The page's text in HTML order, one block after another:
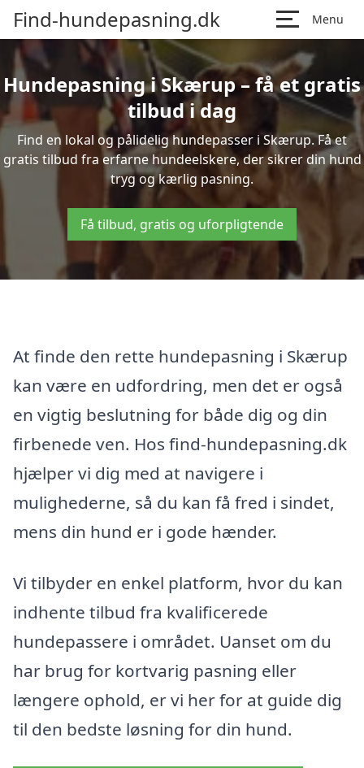
Find-hundepasning.dk Menu
Hundepasning i Skærup – få et gratis
tilbud i dag
Find en lokal og pålidelig hundepasser i Skærup. Få et
gratis tilbud fra erfarne hundeelskere, der sikrer din hund
tryg og kærlig pasning.
Få tilbud, gratis og uforpligtende
At finde den rette hundepasning i Skærup
kan være en udfordring, men det er også
en vigtig beslutning for både dig og din
firbenede ven. Hos find-hundepasning.dk
hjælper vi dig med at navigere i
mulighederne, så du kan få fred i sindet,
mens din hund er i gode hænder.
Vi tilbyder en enkel platform, hvor du kan
indhente tilbud fra kvalificerede
hundepassere i området. Uanset om du
har brug for kortvarig pasning eller
længere ophold, er vi her for at guide dig
til den bedste løsning for din hund.